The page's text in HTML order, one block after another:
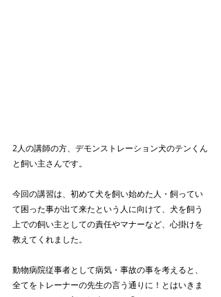
2人の講師の方、デモンストレーション犬のテンくん
と飼い主さんです。
今回の講習は、初めて犬を飼い始めた人・飼ってい
て困った事が出て来たという人に向けて、犬を飼う
上での飼い主としての責任やマナーなど、心掛けを
教えてくれました。
動物病院従事者として病気・事故の事を考えると、
全てをトレーナーの先生の言う通りに！とはいきま